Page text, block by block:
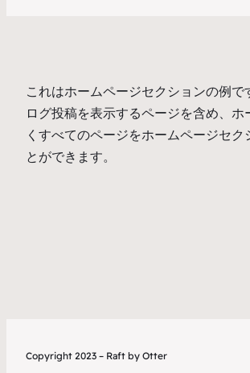
これはホームページセクションの例で
ログ投稿を表示するページを含め、ホ
くすべてのページをホームページセク
とができます。
Copyright 2023 – Raft by Otter